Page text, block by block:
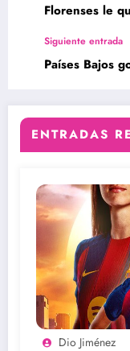
Florenses le
Siguiente entrada
Países Bajos
ENTRADAS
Dio Jiménez